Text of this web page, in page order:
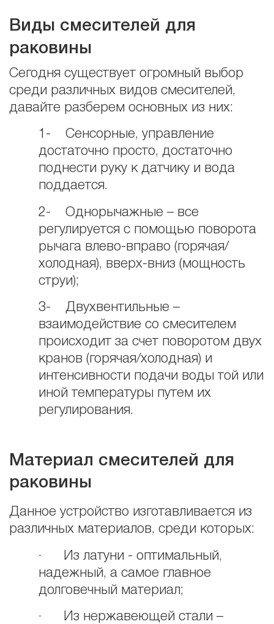
Виды смесителей для
раковины
Сегодня существует огромный выбор
среди различных видов смесителей,
давайте разберем основных из них:
1- Сенсорные, управление
достаточно просто, достаточно
поднести руку к датчику и вода
поддается.
2- Однорычажные – все
регулируется с помощью поворота
рычага влево-вправо (горячая/
холодная), вверх-вниз (мощность
струи);
3- Двухвентильные –
взаимодействие со смесителем
происходит за счет поворотом двух
кранов (горячая/холодная) и
интенсивности подачи воды той или
иной температуры путем их
регулирования.
Материал смесителей для
раковины
Данное устройство изготавливается из
различных материалов, среди которых:
· Из латуни - оптимальный,
надежный, а самое главное
долговечный материал;
· Из нержавеющей стали –